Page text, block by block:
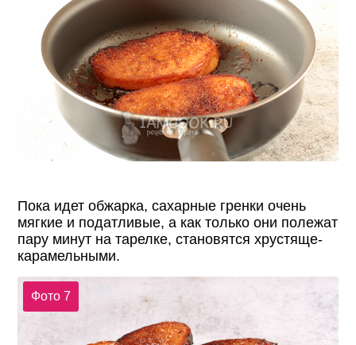
Пока идет обжарка, сахарные гренки очень
мягкие и податливые, а как только они полежат
пару минут на тарелке, становятся хрустяще-
карамельными.
Фото 7